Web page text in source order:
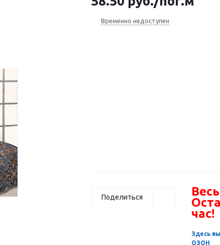
Временно недоступен
Поделиться
час!
Здесь
ОЗОН